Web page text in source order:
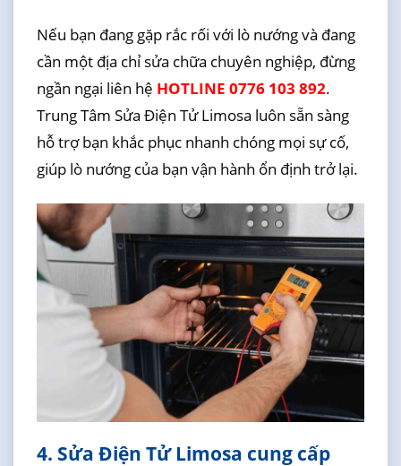
Nếu bạn đang gặp rắc rối với lò nướng và đang
cần một địa chỉ sửa chữa chuyên nghiệp, đừng
ngần ngại liên hệ HOTLINE 0776 103 892.
Trung Tâm Sửa Điện Tử Limosa luôn sẵn sàng
hỗ trợ bạn khắc phục nhanh chóng mọi sự cố,
giúp lò nướng của bạn vận hành ổn định trở lại.
4. Sửa Điện Tử Limosa cung cấp